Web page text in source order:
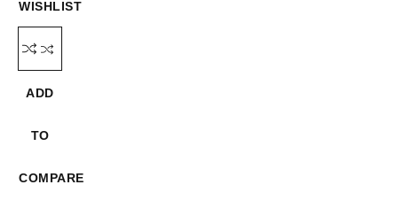
WISHLIST
ADD
TO
COMPARE